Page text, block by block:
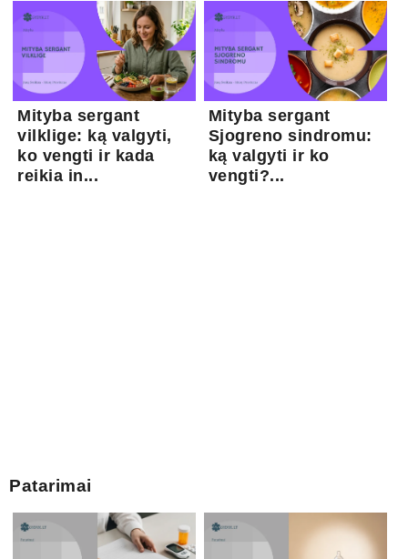
Mityba sergant
vilklige: ką valgyti,
ko vengti ir kada
reikia in...
Mityba sergant
Sjogreno sindromu:
ką valgyti ir ko
vengti?...
Patarimai